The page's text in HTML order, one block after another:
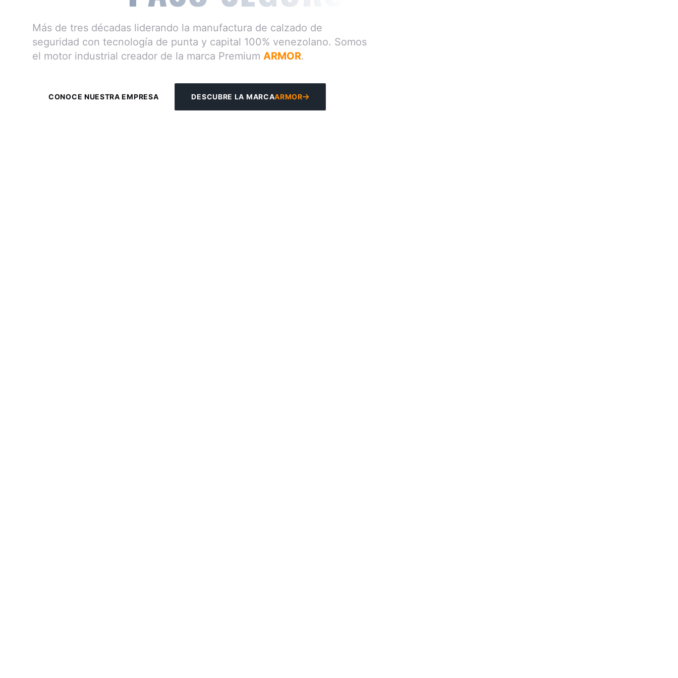
Más de tres décadas liderando la manufactura de calzado de
seguridad con tecnología de punta y capital 100% venezolano. Somos
el motor industrial creador de la marca Premium ARMOR.
CONOCE NUESTRA EMPRESA DESCUBRE LA MARCAARMOR